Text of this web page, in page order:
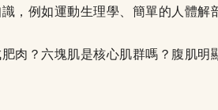
，例如運動生理學、簡單的人體
肉？六塊肌是核心肌群嗎？腹肌